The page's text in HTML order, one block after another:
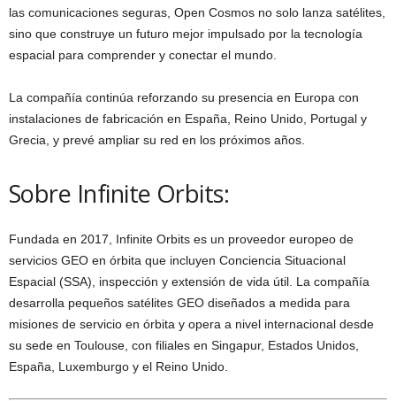
las comunicaciones seguras, Open Cosmos no solo lanza satélites,
sino que construye un futuro mejor impulsado por la tecnología
espacial para comprender y conectar el mundo.
La compañía continúa reforzando su presencia en Europa con
instalaciones de fabricación en España, Reino Unido, Portugal y
Grecia, y prevé ampliar su red en los próximos años.
Sobre Infinite Orbits:
Fundada en 2017, Infinite Orbits es un proveedor europeo de
servicios GEO en órbita que incluyen Conciencia Situacional
Espacial (SSA), inspección y extensión de vida útil. La compañía
desarrolla pequeños satélites GEO diseñados a medida para
misiones de servicio en órbita y opera a nivel internacional desde
su sede en Toulouse, con filiales en Singapur, Estados Unidos,
España, Luxemburgo y el Reino Unido.